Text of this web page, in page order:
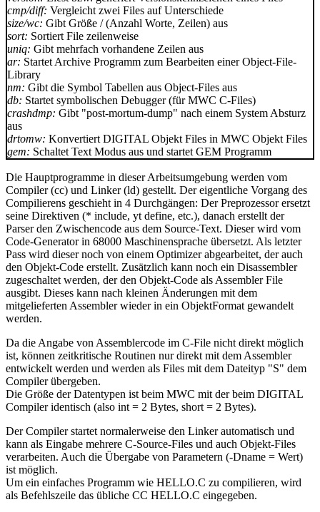
cmp/diff: Vergleicht zwei Files auf Unterschiede
size/wc: Gibt Größe / (Anzahl Worte, Zeilen) aus
sort: Sortiert File zeilenweise
uniq: Gibt mehrfach vorhandene Zeilen aus
ar: Startet Archive Programm zum Bearbeiten einer Object-File-
Library
nm: Gibt die Symbol Tabellen aus Object-Files aus
db: Startet symbolischen Debugger (für MWC C-Files)
crashdmp: Gibt "post-mortum-dump" nach einem System Absturz
aus
drtomw: Konvertiert DIGITAL Objekt Files in MWC Objekt Files
gem: Schaltet Text Modus aus und startet GEM Programm
Die Hauptprogramme in dieser Arbeitsumgebung werden vom
Compiler (cc) und Linker (ld) gestellt. Der eigentliche Vorgang des
Compilierens geschieht in 4 Durchgängen: Der Preprozessor ersetzt
seine Direktiven (* include, yt define, etc.), danach erstellt der
Parser den Zwischencode aus dem Source-Text. Dieser wird vom
Code-Generator in 68000 Maschinensprache übersetzt. Als letzter
Pass wird dieser noch von einem Optimizer abgearbeitet, der auch
den Objekt-Code erstellt. Zusätzlich kann noch ein Disassembler
zugeschaltet werden, der den Objekt-Code als Assembler File
ausgibt. Dieses kann nach kleinen Änderungen mit dem
mitgelieferten Assembler wieder in ein ObjektFormat gewandelt
werden.
Da die Angabe von Assemblercode im C-File nicht direkt möglich
ist, können zeitkritische Routinen nur direkt mit dem Assembler
entwickelt werden und werden als Files mit dem Dateityp "S" dem
Compiler übergeben.
Die Größe der Datentypen ist beim MWC mit der beim DIGITAL
Compiler identisch (also int = 2 Bytes, short = 2 Bytes).
Der Compiler startet normalerweise den Linker automatisch und
kann als Eingabe mehrere C-Source-Files und auch Objekt-Files
verarbeiten. Auch die Übergabe von Parametern (-Dname = Wert)
ist möglich.
Um ein einfaches Programm wie HELLO.C zu compilieren, wird
als Befehlszeile das übliche CC HELLO.C eingegeben.